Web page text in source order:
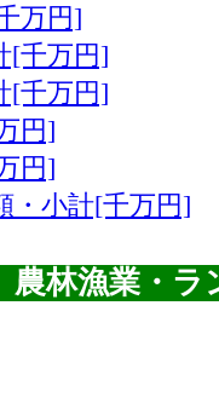
万円]
[千万円]
[千万円]
円]
円]
・小計[千万円]
農林漁業・ラ